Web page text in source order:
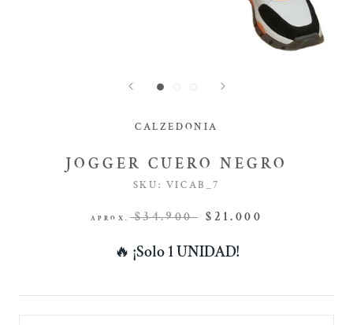
CALZEDONIA
JOGGER CUERO NEGRO
SKU: VICAB_7
APROX. $34.900 $21.000
🔥 ¡Solo 1 UNIDAD!